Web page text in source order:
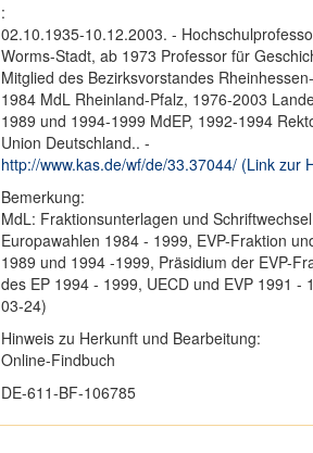
:
02.10.1935-10.12.2003. -
Worms-Stadt, ab 1973 Professor für
Mitglied des Bezirksvorstandes
1984 MdL Rheinland-Pfalz, 1976-2003
1989 und 1994-1999 MdEP, 1992-1994
Union Deutschland.. -
http://www.kas.de/wf/de/33.37044/ (Link zur
Bemerkung:
MdL: Fraktionsunterlagen und
Europawahlen 1984 - 1999, EVP-Fraktion
1989 und 1994 -1999, Präsidium der EVP-
des EP 1994 - 1999, UECD und EVP 1991
03-24)
Hinweis zu Herkunft und Bearbeitung:
Online-Findbuch
DE-611-BF-106785